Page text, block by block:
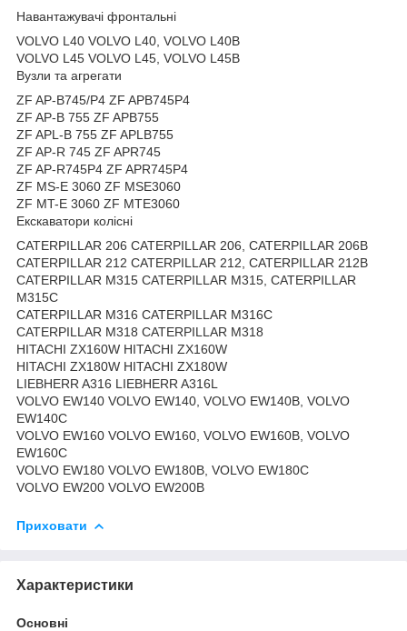
Навантажувачі фронтальні
VOLVO L40 VOLVO L40, VOLVO L40B
VOLVO L45 VOLVO L45, VOLVO L45B
Вузли та агрегати
ZF AP-B745/P4 ZF APB745P4
ZF AP-B 755 ZF APB755
ZF APL-B 755 ZF APLB755
ZF AP-R 745 ZF APR745
ZF AP-R745P4 ZF APR745P4
ZF MS-E 3060 ZF MSE3060
ZF MT-E 3060 ZF MTE3060
Екскаватори колісні
CATERPILLAR 206 CATERPILLAR 206, CATERPILLAR 206B
CATERPILLAR 212 CATERPILLAR 212, CATERPILLAR 212B
CATERPILLAR M315 CATERPILLAR M315, CATERPILLAR
M315C
CATERPILLAR M316 CATERPILLAR M316C
CATERPILLAR M318 CATERPILLAR M318
HITACHI ZX160W HITACHI ZX160W
HITACHI ZX180W HITACHI ZX180W
LIEBHERR A316 LIEBHERR A316L
VOLVO EW140 VOLVO EW140, VOLVO EW140B, VOLVO
EW140C
VOLVO EW160 VOLVO EW160, VOLVO EW160B, VOLVO
EW160C
VOLVO EW180 VOLVO EW180B, VOLVO EW180C
VOLVO EW200 VOLVO EW200B
Приховати
Характеристики
Основні